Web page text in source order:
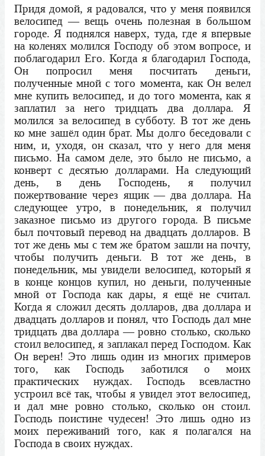
Придя домой, я радовался, что у меня появился
велосипед — вещь очень полезная в большом
городе. Я поднялся наверх, туда, где я впервые
на коленях молился Господу об этом вопросе, и
поблагодарил Его. Когда я благодарил Господа,
Он попросил меня посчитать деньги,
полученные мной с того момента, как Он велел
мне купить велосипед, и до того момента, как я
заплатил за него тридцать два доллара. Я
молился за велосипед в субботу. В тот же день
ко мне зашёл один брат. Мы долго беседовали с
ним, и, уходя, он сказал, что у него для меня
письмо. На самом деле, это было не письмо, а
конверт с десятью долларами. На следующий
день, в день Господень, я получил
пожертвование через ящик — два доллара. На
следующее утро, в понедельник, я получил
заказное письмо из другого города. В письме
был почтовый перевод на двадцать долларов. В
тот же день мы с тем же братом зашли на почту,
чтобы получить деньги. В тот же день, в
понедельник, мы увидели велосипед, который я
в конце концов купил, но деньги, полученные
мной от Господа как дары, я ещё не считал.
Когда я сложил десять долларов, два доллара и
двадцать долларов и понял, что Господь дал мне
тридцать два доллара — ровно столько, сколько
стоил велосипед, я заплакал перед Господом. Как
Он верен! Это лишь один из многих примеров
того, как Господь заботился о моих
практических нуждах. Господь всевластно
устроил всё так, чтобы я увидел этот велосипед,
и дал мне ровно столько, сколько он стоил.
Господь поистине чудесен! Это лишь одно из
моих переживаний того, как я полагался на
Господа в своих нуждах.